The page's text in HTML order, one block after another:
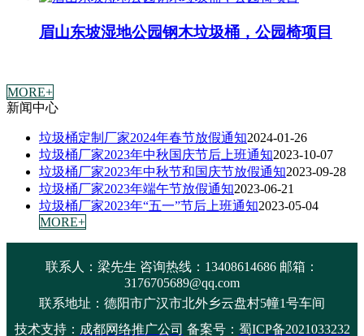
眉山东坡湿地公园钢木垃圾桶，公园椅项目
MORE+
新闻中心
垃圾桶定制厂家2024年春节放假通知2024-01-26
垃圾桶厂家2023年中秋国庆节后上班通知2023-10-07
垃圾桶厂家2023年中秋节和国庆节放假通知2023-09-28
垃圾桶厂家2023年端午节放假通知2023-06-21
垃圾桶厂家2023年“五一”节后上班通知2023-05-04
MORE+
联系人：梁先生 咨询热线：13408614686 邮箱：
3176705689@qq.com
联系地址： 德阳市广汉市北外乡云盘村5幢1号车间
技术支持： 成都网络推广公司 备案号： 蜀ICP备2021033232